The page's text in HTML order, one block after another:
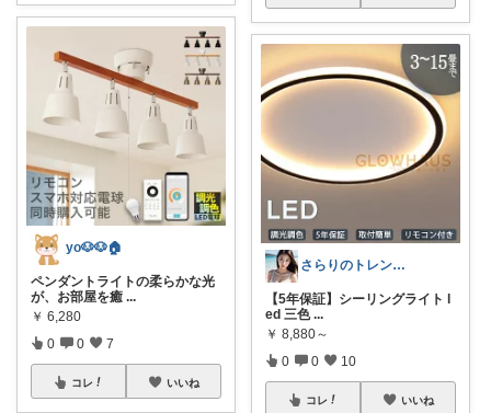
yo🐶🐶🏠
ペンダントライトの柔らかな光
が、お部屋を癒 ...
￥ 6,280
0 0 7
コレ いいね
さらりのトレンドROOM
【5年保証】シーリングライト l
ed 三色 ...
￥ 8,880～
0 0 10
コレ いいね